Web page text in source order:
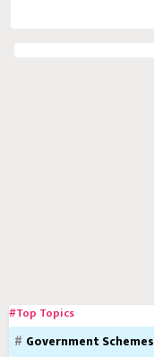
#Top Topics
Government Schemes